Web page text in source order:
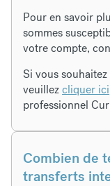
Pour en savoir
sommes
votre compte,
Si vous
veuillezcliquer ici
professionnel
Combien de
transferts